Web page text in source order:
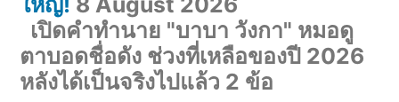
เปิดคำทำนาย "บาบา วังกา" หมอดู
ตาบอดชื่อดัง ช่วงที่เหลือของปี 2026
หลังได้เป็นจริงไปแล้ว 2 ข้อ